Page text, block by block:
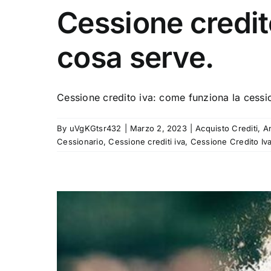
Cessione
cosa serve.
Cessione credito iva: come funziona la
By uVgKGtsr432 Marzo 2, 2023 Acquisto Crediti,
Cessionario,Cessione crediti iva, Cessione Credito